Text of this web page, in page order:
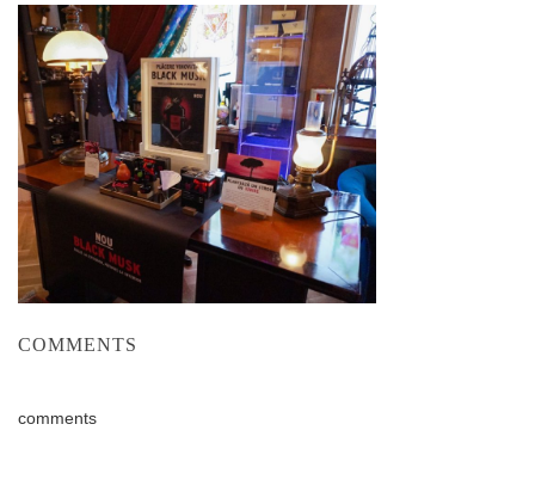
COMMENTS
comments